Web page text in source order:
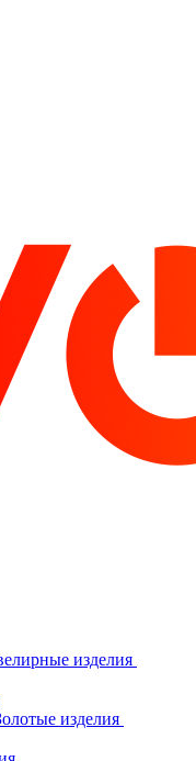
изделия
изделия